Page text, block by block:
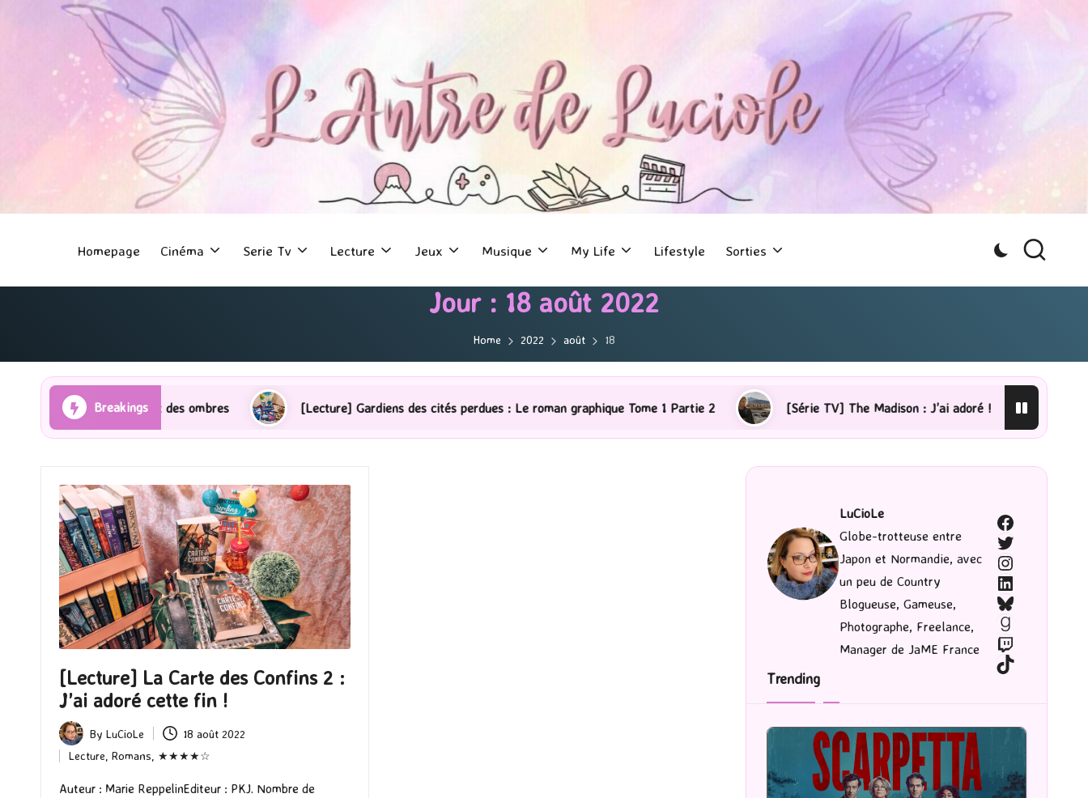
Homepage Cinéma Serie Tv Lecture Jeux Musique My Life Lifestyle Sorties
Jour : 18 août 2022
Home 2022 août 18
Breakings
Rayons et des ombres [Lecture] Gardiens des cités perdues : Le roman graphique Tome 1 Partie 2 [Série TV] The Madison : J’ai adoré ! [Lecture] La femme
[Lecture] La Carte des Confins 2 :
J’ai adoré cette fin !
Posted
by
By LuCioLe 18 août 2022
Posted
in
Lecture Romans ★★★★☆
Auteur : Marie ReppelinEditeur : PKJ. Nombre de
LuCioLe
Globe-trotteuse entre
Japon et Normandie, avec
un peu de Country
Blogueuse, Gameuse,
Photographe, Freelance,
Manager de JaME France
Facebook
Twitter
Instagram
LinkedIn
Bluesky
Goodreads
Twitch
TikTok
Trending